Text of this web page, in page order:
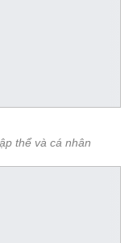
thể và cá nhân